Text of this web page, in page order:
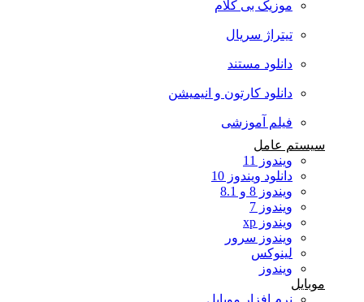
موزیک بی کلام
تیتراژ سریال
دانلود مستند
دانلود کارتون و انیمیشن
فیلم آموزشی
سیستم عامل
ویندوز 11
دانلود ویندوز 10
ویندوز 8 و 8.1
ویندوز 7
ویندوز xp
ویندوز سرور
لینوکس
ویندوز
موبایل
نرم افزار موبایل